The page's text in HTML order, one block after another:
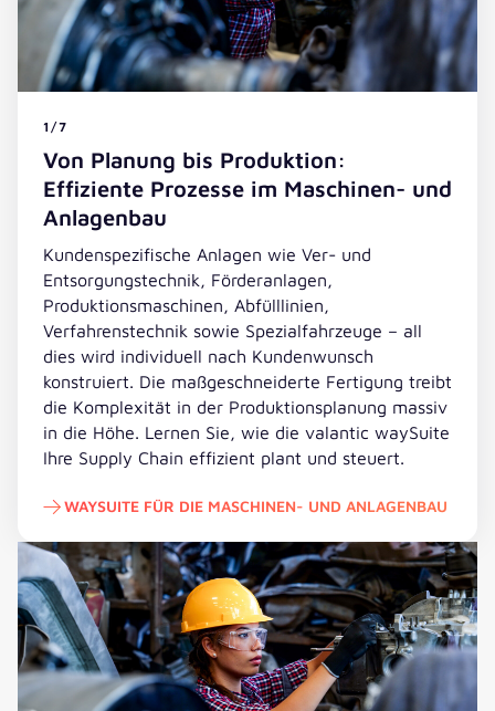
1/7
Von Planung bis Produktion:
Effiziente Prozesse im Maschinen- und
Anlagenbau
Kundenspezifische Anlagen wie Ver- und
Entsorgungstechnik, Förderanlagen,
Produktionsmaschinen, Abfülllinien,
Verfahrenstechnik sowie Spezialfahrzeuge – all
dies wird individuell nach Kundenwunsch
konstruiert. Die maßgeschneiderte Fertigung treibt
die Komplexität in der Produktionsplanung massiv
in die Höhe. Lernen Sie, wie die valantic waySuite
Ihre Supply Chain effizient plant und steuert.
WAYSUITE FÜR DIE MASCHINEN- UND ANLAGENBAU
waySuite für die Maschinen- und Anlagenbau